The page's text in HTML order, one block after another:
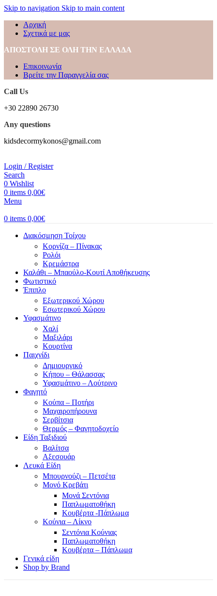
Skip to navigation Skip to main content
Αρχική
Σχετικά με μας
ΑΠΟΣΤΟΛΗ ΣΕ ΟΛΗ ΤΗΝ ΕΛΛΑΔΑ
Επικοινωνία
Βρείτε την Παραγγελία σας
Call Us
+30 22890 26730
Any questions
kidsdecormykonos@gmail.com
Login / Register
Search
0 Wishlist
0 items 0,00€
Menu
0 items 0,00€
Διακόσμηση Τοίχου
Κορνίζα – Πίνακας
Ρολόι
Κρεμάστρα
Καλάθι – Μπαούλο-Κουτί Αποθήκευσης
Φωτιστικό
Έπιπλο
Εξωτερικού Χώρου
Εσωτερικού Χώρου
Υφασμάτινο
Χαλί
Μαξιλάρι
Κουρτίνα
Παιχνίδι
Δημιουργικό
Κήπου – Θάλασσας
Υφασμάτινο – Λούτρινο
Φαγητό
Κούπα – Ποτήρι
Μαχαιροπήρουνα
Σερβίτσια
Θερμός – Φαγητοδοχείο
Είδη Ταξιδιού
Βαλίτσα
Αξεσουάρ
Λευκά Είδη
Μπουρνούζι – Πετσέτα
Μονό Κρεβάτι
Μονά Σεντόνια
Παπλωματοθήκη
Κουβέρτα -Πάπλωμα
Κούνια – Λίκνο
Σεντόνια Κούνιας
Παπλωματοθήκη
Κουβέρτα – Πάπλωμα
Γενικά είδη
Shop by Brand